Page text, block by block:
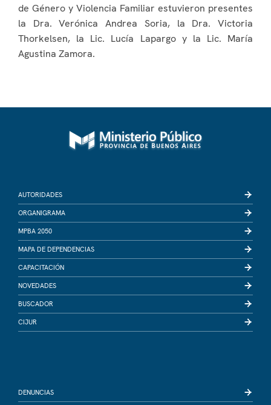
de Género y Violencia Familiar estuvieron presentes
la Dra. Verónica Andrea Soria, la Dra. Victoria
Thorkelsen, la Lic. Lucía Lapargo y la Lic. María
Agustina Zamora.
AUTORIDADES
ORGANIGRAMA
MPBA 2050
MAPA DE DEPENDENCIAS
CAPACITACIÓN
NOVEDADES
BUSCADOR
CIJUR
DENUNCIAS